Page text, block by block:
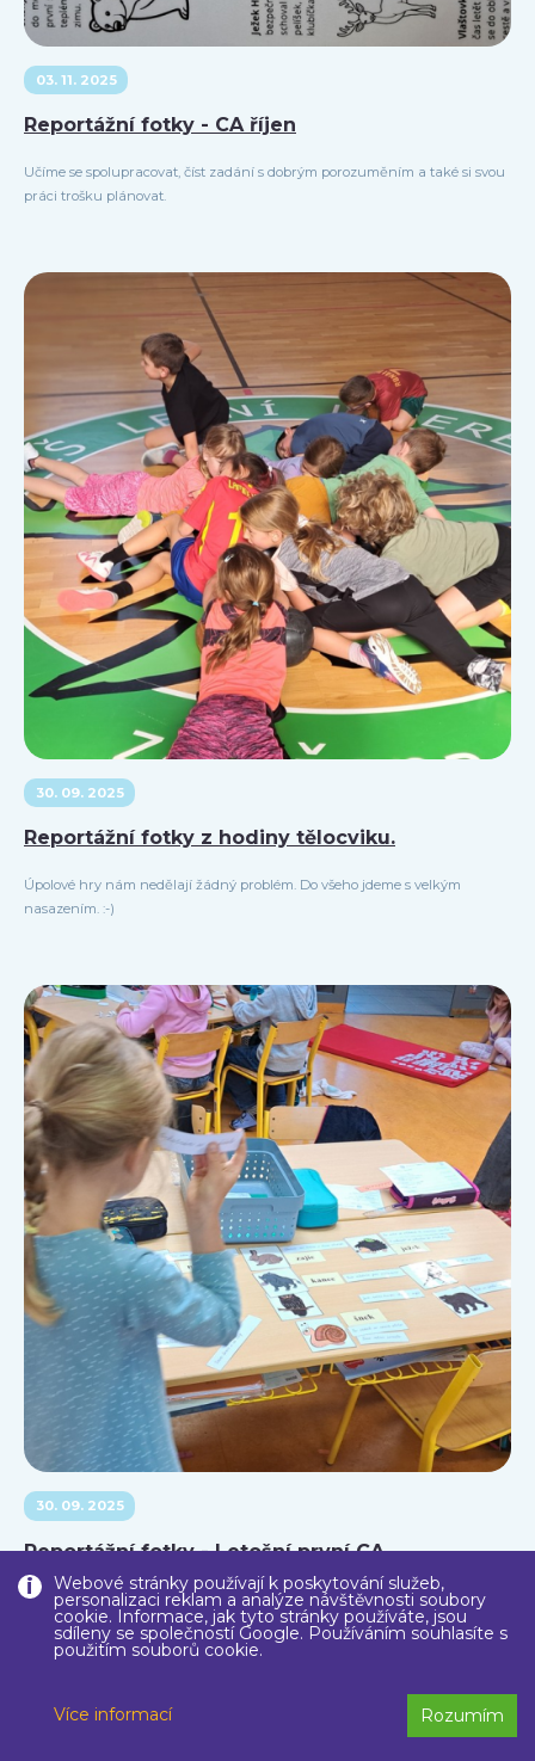
Webové stránky používají k poskytování služeb,
personalizaci reklam a analýze návštěvnosti soubory
cookie. Informace, jak tyto stránky používáte, jsou
sdíleny se společností Google. Používáním souhlasíte s
použitím souborů cookie.
Více informací Rozumím
03. 11. 2025
Reportážní fotky - CA říjen
Učíme se spolupracovat, číst zadání s dobrým porozuměním a také si svou
práci trošku plánovat.
30. 09. 2025
Reportážní fotky z hodiny tělocviku.
Úpolové hry nám nedělají žádný problém. Do všeho jdeme s velkým
nasazením. :-)
30. 09. 2025
Reportážní fotky - Letošní první CA
Letošní první centra aktivit byla zaměřená na podzim a zvířata.
Spolupráce nám zatím jde skvěle.